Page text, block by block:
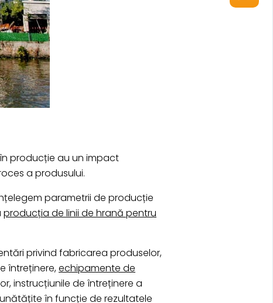
în producție au un impact
a produsului.
parametrii de producție
producția de linii de hrană pentru
privind fabricarea produselor,
întreținere,echipamente de
instrucțiunile de întreținere a
în funcție de rezultatele